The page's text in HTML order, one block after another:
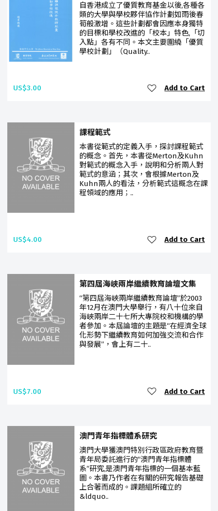
自香港成立了優質教育基金以後,各種各
類的大學與學校夥伴協作計劃如雨後春
筍般激增。這些計劃都會因應本身獨特
的目標和學校改進的「校本」特色,「切
入點」各有不同。本文主要圍繞「優質
學校計劃」（Quality..
US$3.00 Add to Cart
課程範式
本書從範式的定義入手，探討課程範式
的概念。首先，本書從Merton及Kuhn
對範式的概念入手，說明和分析兩人對
範式的意涵；其次，會根據Merton及
Kuhn兩人的看法，分析範式這概念在課
程領域的應用；..
US$4.00 Add to Cart
第四屆海峽兩岸繼續教育論壇文集
“第四屆海峽兩岸繼續教育論壇”於2003
年12月在澳門大學舉行，有八十位來自
海峽兩岸二十七所大專院校和機構的學
者參加。本屆論壇的主題是“在經濟全球
化形勢下繼續教育如何加強交流和合作
與發展”，會上有二十..
US$7.00 Add to Cart
澳門青年指標體系研究
澳門大學獲澳門特別行政區政府教育暨
青年局委託進行的“澳門青年指標體
系”研究,是澳門青年指標的一個基本藍
圖。本書乃作者在有關的研究報告基礎
上合著而成的。課題組所確立的
&ldquo..